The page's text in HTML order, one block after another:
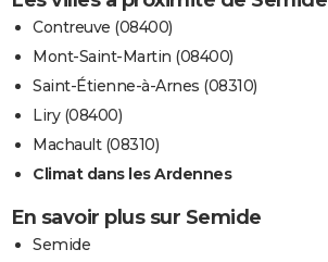
Contreuve (08400)
Mont-Saint-Martin (08400)
Saint-Étienne-à-Arnes (08310)
Liry (08400)
Machault (08310)
Climat dans les Ardennes
En savoir plus sur Semide
Semide